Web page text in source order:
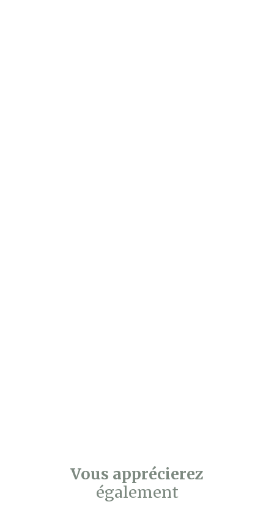
Vous apprécierez
également